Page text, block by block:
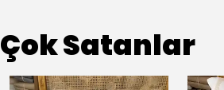
Çok Satanlar